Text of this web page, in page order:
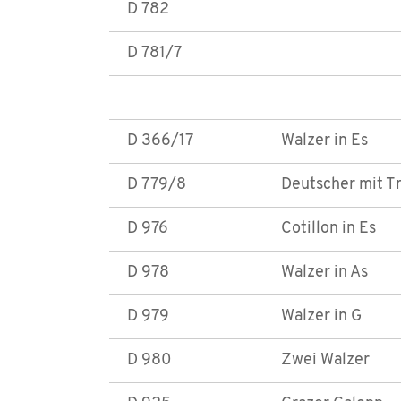
D 782
D 781/7
D 366/17 Walzer in Es
D 779/8 Deutscher mit
D 976 Cotillon in Es
D 978 Walzer in As
D 979 Walzer in G
D 980 Zwei Walzer